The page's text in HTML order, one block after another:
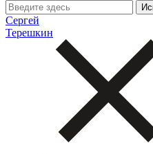
Сергей
Терешкин